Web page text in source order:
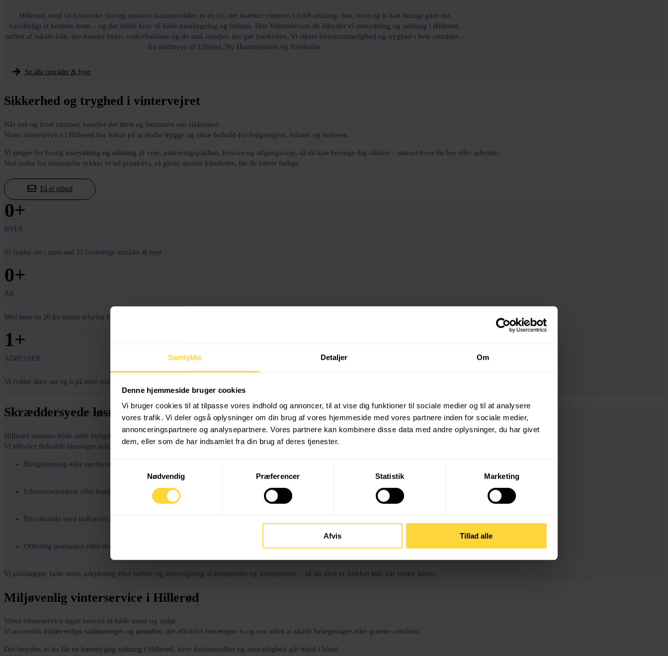
Samtykke Detaljer Om
Denne hjemmeside bruger cookies
Vi bruger cookies til at tilpasse vores indhold og annoncer, til at vise dig funktioner til sociale medier og til at analysere
vores trafik. Vi deler også oplysninger om din brug af vores hjemmeside med vores partnere inden for sociale medier,
annonceringspartnere og analysepartnere. Vores partnere kan kombinere disse data med andre oplysninger, du har givet
dem, eller som de har indsamlet fra din brug af deres tjenester.
Nødvendig
Præferencer Statistik Marketing
Afvis Tillad alle
Hillerød, med sit historiske slot og smukke naturområder, er en by, der mærker vinteren i fuldt omfang. Sne, frost og is kan hurtigt gøre det
vanskeligt at komme frem – og det stiller krav til både planlægning og indsats. Hos Vinterservice.dk tilbyder vi snerydning og saltning i Hillerød,
udført af lokale folk, der kender byen, vejforholdene og de små detaljer, der gør forskellen. Vi sikrer fremkommelighed og tryghed i hele området –
fra midtbyen til Ullerød, Ny Hammersholt og Favrholm.
Se alle områder & byer
Sikkerhed og tryghed i vintervejret
Når sne og frost rammer, handler det først og fremmest om sikkerhed.
Vores vinterservice i Hillerød har fokus på at skabe trygge og sikre forhold for fodgængere, bilister og beboere.
Vi sørger for hurtig snerydning og saltning af veje, parkeringspladser, fortove og adgangsveje, så du kan bevæge dig sikkert – uanset hvor du bor eller arbejder.
Ved risiko for isdannelse rykker vi ud proaktivt, så glatte arealer håndteres, før de bliver farlige.
Få et tilbud
BYER
0+
Vi rydder sne i mere end 35 forskellige områder & byer
ÅR
0+
Med mere en 20 års samlet erfaring kan du trygt stole på os
ADRESSER
1+
Vi rydder aktiv sne og is på mere end 800 adresser
Skræddersyede løsninger til alle typer kunder
Hillerød rummer både tætte boligområder, erhvervskvarterer og store parkeringsarealer – og derfor kræver effektiv vinterservice en tilpasset indsats.
Vi tilbyder fleksible løsninger inden forsnerydning og saltning , uanset om du er:
Boligforening eller ejerforening
Erhvervsejendom eller butik
Privatkunde med indkørsel og fortov
Offentlig institution eller skole
Vi planlægger faste ruter, udrykning efter behov og overvågning af temperatur og frostpunkter – så du altid er dækket ind, når sneen falder.
Miljøvenlig vinterservice i Hillerød
Vores vinterservice tager hensyn til både natur og miljø.
Vi anvender miljøvenlige saltløsninger og tømidler, der effektivt bekæmper is og sne uden at skade belægninger eller grønne områder.
Det betyder, at du får en bæredygtig saltning i Hillerød, hvor funktionalitet og ansvarlighed går hånd i hånd.